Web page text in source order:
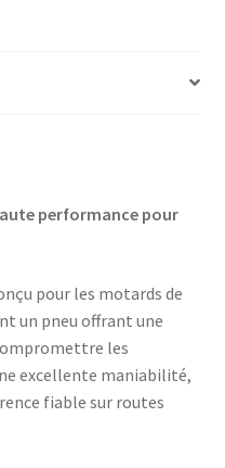
performance pour
pour les motards de
un pneu offrant une
les
excellente maniabilité,
fiable sur routes